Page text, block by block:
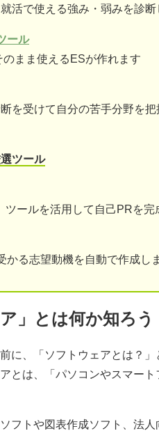
活で使える強み・弱みを診断
ール
まま使えるESが作れます
を受けて自分の苦手分野を把
ツール
ールを活用して自己PRを完
かる志望動機を自動で作成し
」とは何か知ろう
に、「ソフトウェアとは？
とは、「パソコンやスマー
フトや図表作成ソフト、法